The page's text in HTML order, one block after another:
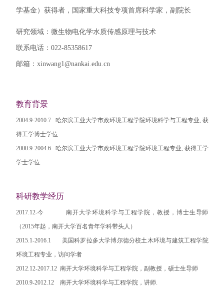
学基金）获得者，国家重大科技专项首席科学家，副院长
研究领域： 微生物电化学水质传感原理与技术
联系电话：022-85358617
邮箱： xinwang1@nankai.edu.cn
教育背景
2004.9-2010.7 哈尔滨工业大学市政环境工程学院环境科学与工程专业, 获
得工学博士学位
2000.9-2004.6 哈尔滨工业大学市政环境工程学院环境工程专业, 获得工学
学士学位.
科研教学经历
2017.12-今 南开大学环境科学与工程学院，教授，博士生导师
（2015年起，南开大学百名青年学科带头人）
2015.1-2016.1 美国科罗拉多大学博尔德分校土木环境与建筑工程学院
环境工程专业，访问学者
2012.12-2017.12 南开大学环境科学与工程学院，副教授，硕士生导师
2010.9-2012.12 南开大学环境科学与工程学院，讲师.